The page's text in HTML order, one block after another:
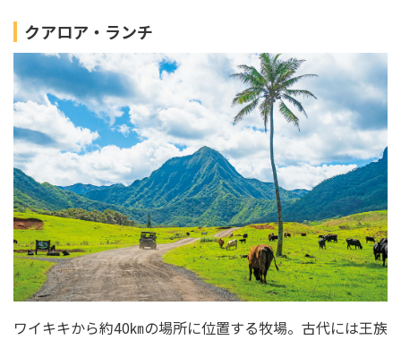
クアロア・ランチ
ワイキキから約40㎞の場所に位置する牧場。古代には王族